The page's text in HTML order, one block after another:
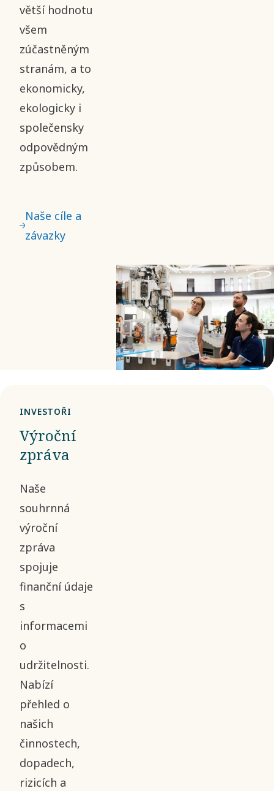
větší hodnotu
všem
zúčastněným
stranám, a to
ekonomicky,
ekologicky i
společensky
odpovědným
způsobem.
Naše cíle a
závazky
INVESTOŘI
Výroční
zpráva
Naše
souhrnná
výroční
zpráva
spojuje
finanční údaje
s
informacemi
o
udržitelnosti.
Nabízí
přehled o
našich
činnostech,
dopadech,
rizicích a